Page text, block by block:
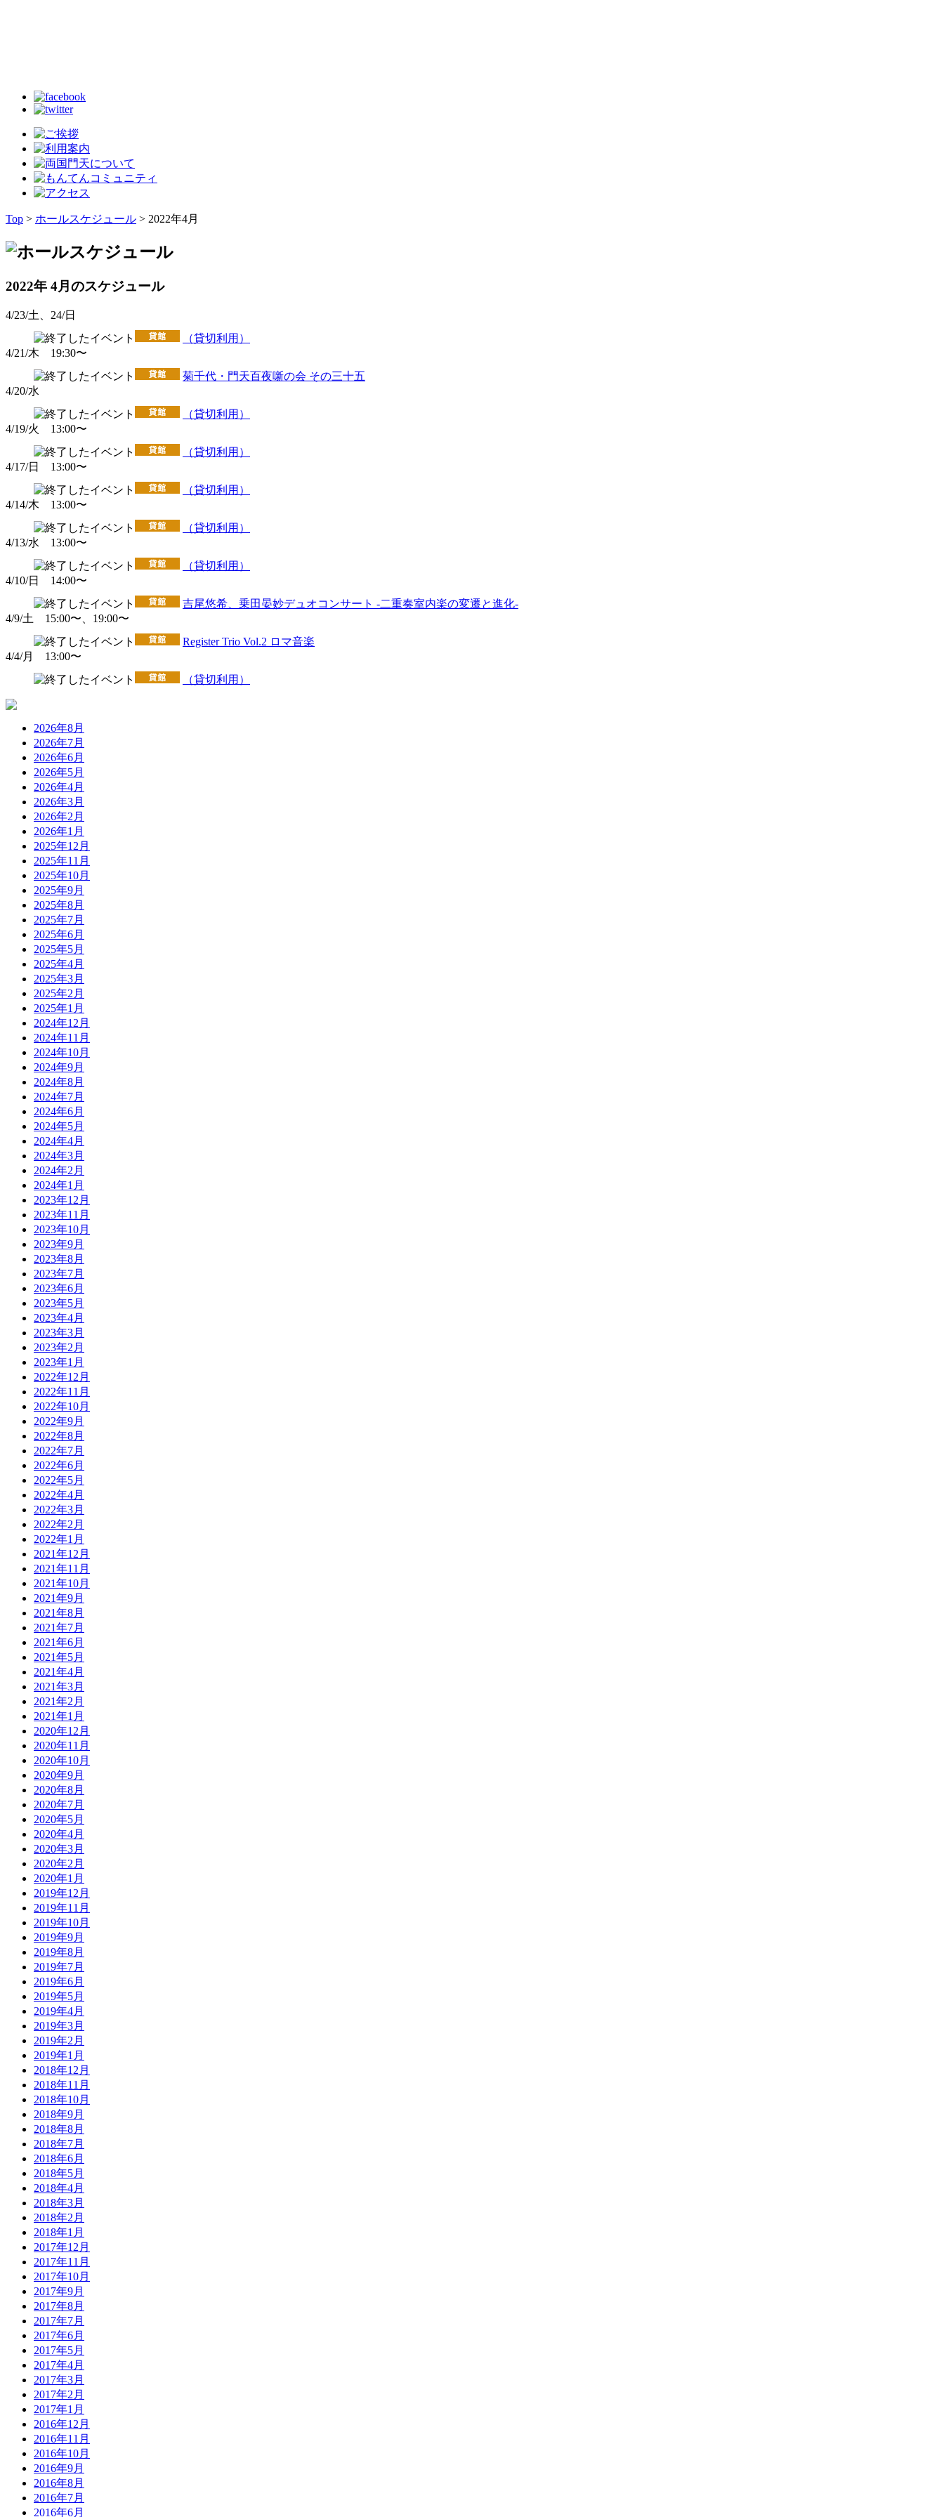
Top > ホールスケジュール > 2022年4月
2022年 4月のスケジュール
4/23/土、24/日
（貸切利用）
4/21/木 19:30〜
菊千代・門天百夜噺の会 その三十五
4/20/水
（貸切利用）
4/19/火 13:00〜
（貸切利用）
4/17/日 13:00〜
（貸切利用）
4/14/木 13:00〜
（貸切利用）
4/13/水 13:00〜
（貸切利用）
4/10/日 14:00〜
吉尾悠希、乗田晏妙デュオコンサート -二重奏室内楽の変遷と進化-
4/9/土 15:00〜、19:00〜
Register Trio Vol.2 ロマ音楽
4/4/月 13:00〜
（貸切利用）
2026年8月
2026年7月
2026年6月
2026年5月
2026年4月
2026年3月
2026年2月
2026年1月
2025年12月
2025年11月
2025年10月
2025年9月
2025年8月
2025年7月
2025年6月
2025年5月
2025年4月
2025年3月
2025年2月
2025年1月
2024年12月
2024年11月
2024年10月
2024年9月
2024年8月
2024年7月
2024年6月
2024年5月
2024年4月
2024年3月
2024年2月
2024年1月
2023年12月
2023年11月
2023年10月
2023年9月
2023年8月
2023年7月
2023年6月
2023年5月
2023年4月
2023年3月
2023年2月
2023年1月
2022年12月
2022年11月
2022年10月
2022年9月
2022年8月
2022年7月
2022年6月
2022年5月
2022年4月
2022年3月
2022年2月
2022年1月
2021年12月
2021年11月
2021年10月
2021年9月
2021年8月
2021年7月
2021年6月
2021年5月
2021年4月
2021年3月
2021年2月
2021年1月
2020年12月
2020年11月
2020年10月
2020年9月
2020年8月
2020年7月
2020年5月
2020年4月
2020年3月
2020年2月
2020年1月
2019年12月
2019年11月
2019年10月
2019年9月
2019年8月
2019年7月
2019年6月
2019年5月
2019年4月
2019年3月
2019年2月
2019年1月
2018年12月
2018年11月
2018年10月
2018年9月
2018年8月
2018年7月
2018年6月
2018年5月
2018年4月
2018年3月
2018年2月
2018年1月
2017年12月
2017年11月
2017年10月
2017年9月
2017年8月
2017年7月
2017年6月
2017年5月
2017年4月
2017年3月
2017年2月
2017年1月
2016年12月
2016年11月
2016年10月
2016年9月
2016年8月
2016年7月
2016年6月